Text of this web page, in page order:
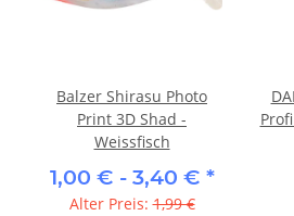
Balzer Shirasu Photo
Print 3D Shad -
Weissfisch
1,00 € - 3,40 € *
Alter Preis:1,99 €